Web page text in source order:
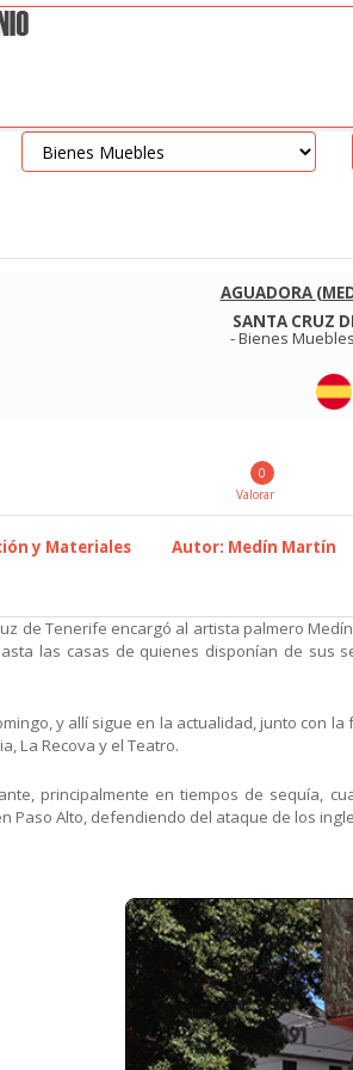
AGUADORA
SANTA CRUZ
-Bienes Muebles
0
Valorar
y Materiales Autor: Medín Martín
de Tenerife encargó al artista palmero
las casas de quienes disponían de sus
y allí sigue en la actualidad, junto con
La Recova y el Teatro.
principalmente en tiempos de sequía,
Paso Alto, defendiendo del ataque de los